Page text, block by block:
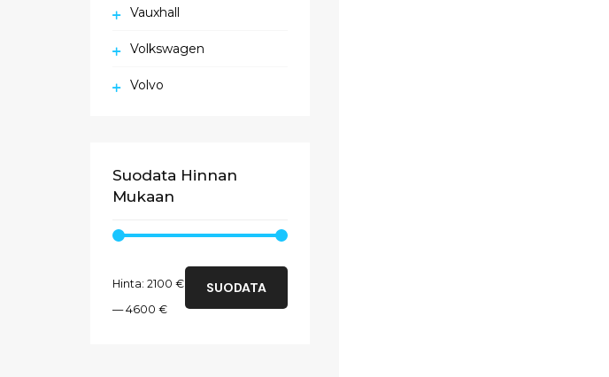
Vauxhall
Volkswagen
Volvo
Suodata Hinnan
Mukaan
Minimihinta
Maksimihinta SUODATA
Hinta: 2100 €
—4600 €